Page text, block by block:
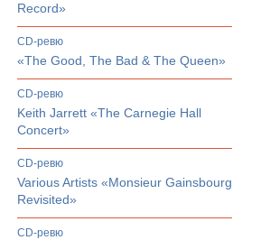
Record»
CD-ревю
«The Good, The Bad & The Queen»
CD-ревю
Keith Jarrett «The Carnegie Hall
Concert»
CD-ревю
Various Artists «Monsieur Gainsbourg
Revisited»
CD-ревю